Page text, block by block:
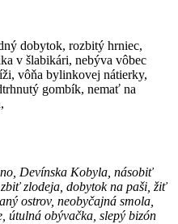
dobytok, rozbitý hrniec,
v šlabikári, nebýva vôbec
vôňa bylinkovej nátierky,
gombík, nemať na
Devínska Kobyla, násobiť
ť zlodeja, dobytok na paši, žiť
ostrov, neobyčajná smola,
útulná obývačka, slepý bizón